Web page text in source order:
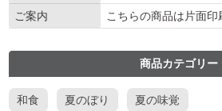
ご案内
こちらの商品は片面印
商品カテゴリー
和食 夏のぼり 夏の味覚